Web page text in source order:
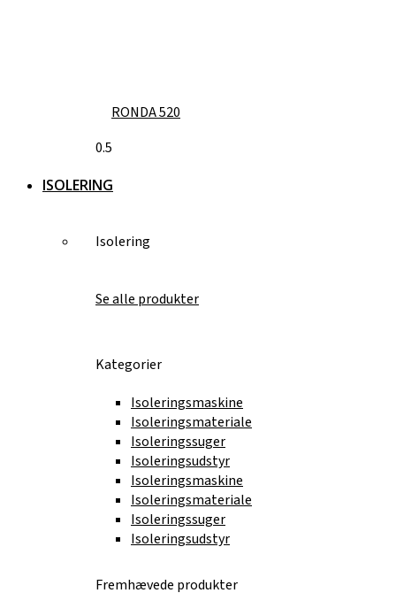
RONDA 520
ISOLERING
Isolering
Se alle produkter
Kategorier
Isoleringsmaskine
Isoleringsmateriale
Isoleringssuger
Isoleringsudstyr
Isoleringsmaskine
Isoleringsmateriale
Isoleringssuger
Isoleringsudstyr
Fremhævede produkter